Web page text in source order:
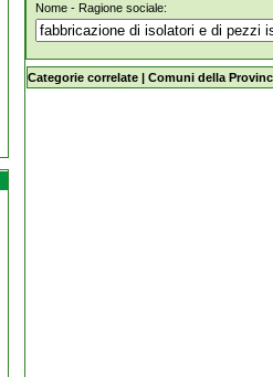
Nome - Ragione sociale:
fabbricazione-di-isolatori-e-di-
Categorie correlate | Comuni della